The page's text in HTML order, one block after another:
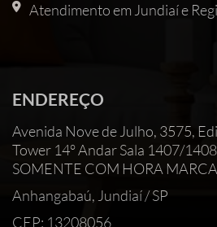
Atendimento em Jundiaí e
ENDEREÇO
Avenida Nove de Julho, 3575,
Tower 14° Andar Sala 1407/
SOMENTE COM HORA
Anhangabaú, Jundiaí / SP
CEP: 13208056